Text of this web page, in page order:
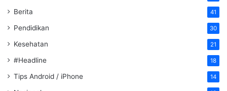
Berita 41
Pendidikan 30
Kesehatan 21
#Headline 18
Tips Android / iPhone 14